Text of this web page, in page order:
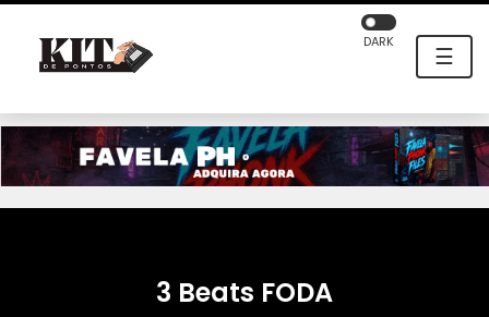
☰
DARK
3 Beats FODA